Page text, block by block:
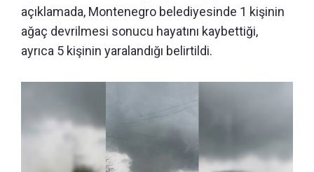
açıklamada, Montenegro belediyesinde 1 kişinin
ağaç devrilmesi sonucu hayatını kaybettiği,
ayrıca 5 kişinin yaralandığı belirtildi.